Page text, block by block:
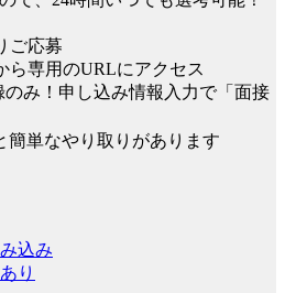
ご応募
ら専用のURLにアクセス
のみ！申し込み情報入力で「面接
単なやり取りがあります
込み
り